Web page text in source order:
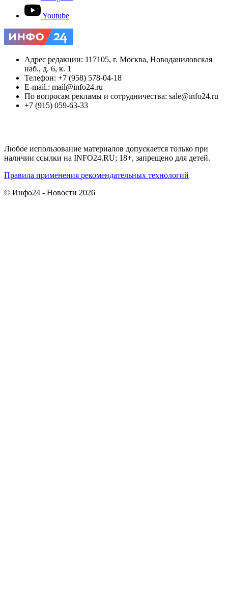
Youtube
Адрес редакции: 117105, г. Москва, Новоданиловская
наб., д. 6, к. 1
Телефон: +7 (958) 578-04-18
E-mail.: mail@info24.ru
По вопросам рекламы и сотрудничества: sale@info24.ru
+7 (915) 059-63-33
Любое использование материалов допускается только при
наличии ссылки на INFO24.RU; 18+, запрещено для детей.
Правила применения рекомендательных технологий
© Инфо24 - Новости 2026